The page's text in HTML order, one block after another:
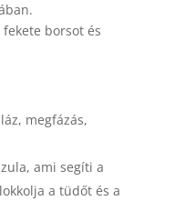
borsot és
megfázás,
ami segíti a
a tüdőt és a